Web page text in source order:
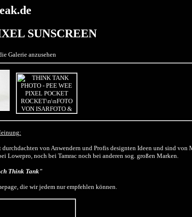
SUNSCREEN
Galerie anzusehen
von Anwendern und Profis designten Ideen und sind von
Lowepro, noch bei Tamrac noch bei anderen sog. großen Marken.
Think Tank"
die wir jedem nur empfehlen können.